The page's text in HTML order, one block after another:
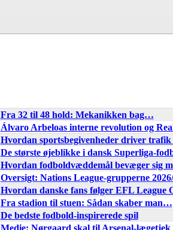
Fra 32 til 48 hold: Mekanikken bag…
Álvaro Arbeloas interne revolution og
Hvordan sportsbegivenheder driver
De største øjeblikke i dansk Superliga-
Hvordan fodboldvæddemål bevæger sig
Oversigt: Nations League-grupperne
Hvordan danske fans følger EFL League
Fra stadion til stuen: Sådan skaber man…
De bedste fodbold-inspirerede spil
Medie: Nørgaard skal til Arsenal-lægetjek